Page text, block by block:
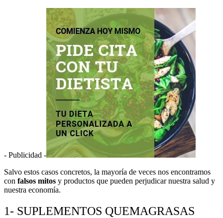
- Publicidad -
Salvo estos casos concretos, la mayoría de veces nos encontramos
con falsos mitos y productos que pueden perjudicar nuestra salud y
nuestra economía.
1- SUPLEMENTOS QUEMAGRASAS